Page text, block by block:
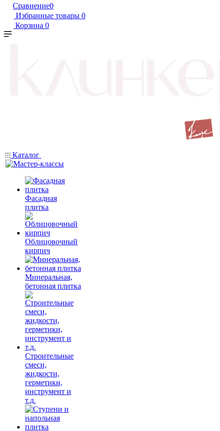
Сравнение0
Избранные товары 0
Корзина 0
Каталог
Фасадная
плитка
Облицовочный
кирпич
Минеральная,
бетонная плитка
Строительные
смеси,
жидкости,
герметики,
инструмент и
т.д.